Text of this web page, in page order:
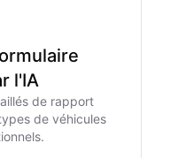
l'IA
de rapport
de véhicules